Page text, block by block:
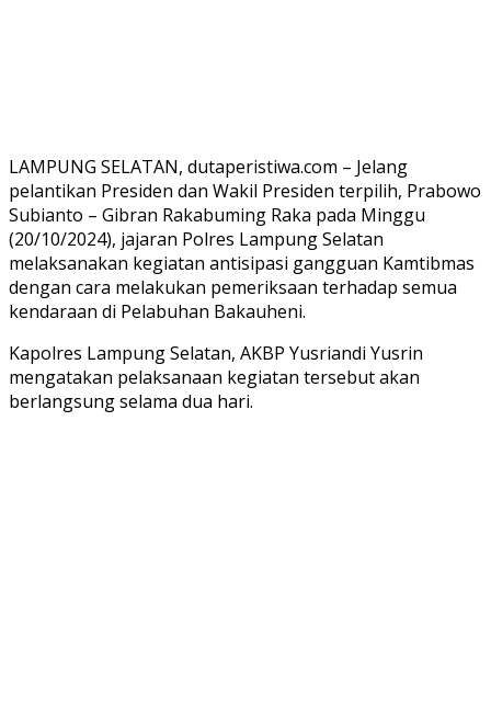
LAMPUNG SELATAN, dutaperistiwa.com – Jelang
pelantikan Presiden dan Wakil Presiden terpilih, Prabowo
Subianto – Gibran Rakabuming Raka pada Minggu
(20/10/2024), jajaran Polres Lampung Selatan
melaksanakan kegiatan antisipasi gangguan Kamtibmas
dengan cara melakukan pemeriksaan terhadap semua
kendaraan di Pelabuhan Bakauheni.
Kapolres Lampung Selatan, AKBP Yusriandi Yusrin
mengatakan pelaksanaan kegiatan tersebut akan
berlangsung selama dua hari.